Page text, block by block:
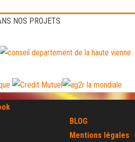
NOS PROJETS
BLOG
Mentions légales